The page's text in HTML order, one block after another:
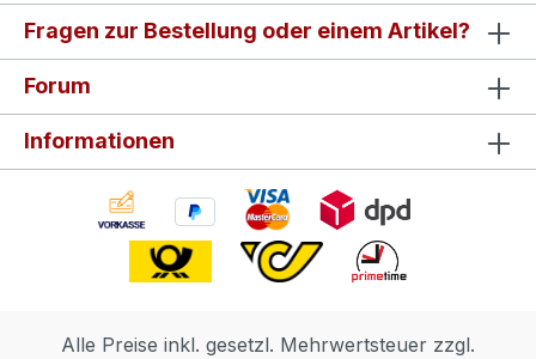
Fragen zur Bestellung oder einem Artikel?
Forum
Informationen
Alle Preise inkl. gesetzl. Mehrwertsteuer zzgl.